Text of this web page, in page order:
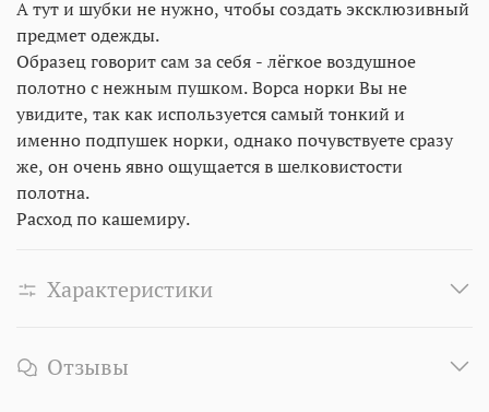
А тут и шубки не нужно, чтобы создать эксклюзивный
предмет одежды.
Образец говорит сам за себя - лёгкое воздушное
полотно с нежным пушком. Ворса норки Вы не
увидите, так как используется самый тонкий и
именно подпушек норки, однако почувствуете сразу
же, он очень явно ощущается в шелковистости
полотна.
Расход по кашемиру.
Характеристики
Отзывы